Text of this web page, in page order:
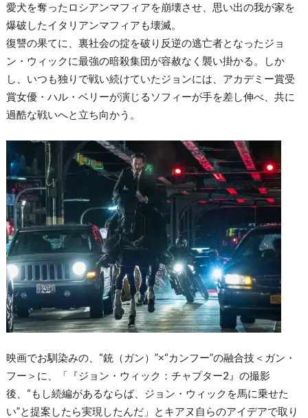
愛犬を奪ったロシアンマフィアを崩壊させ、思い出の我が家を
爆破したイタリアンマフィアも壊滅。
復讐の果てに、裏社会の掟を破り反逆の逃亡者となったジョ
ン・ウィックに最強の暗殺集団が容赦なく襲い掛かる。しか
し、いつも独りで戦い続けていたジョンには、アカデミー賞受
賞女優・ハル・ベリーが演じるソフィーが手を差し伸べ、共に
過酷な戦いへと立ち向かう。
映画でお馴染みの、“銃（ガン）”×“カンフー”の融合技＜ガン・
フー＞に、「『ジョン・ウィック：チャプター2』の撮影
後、“もし続編があるならば、ジョン・ウィックを馬に乗せた
い”と提案したら実現したんだ」とキアヌ自らのアイデアで取り